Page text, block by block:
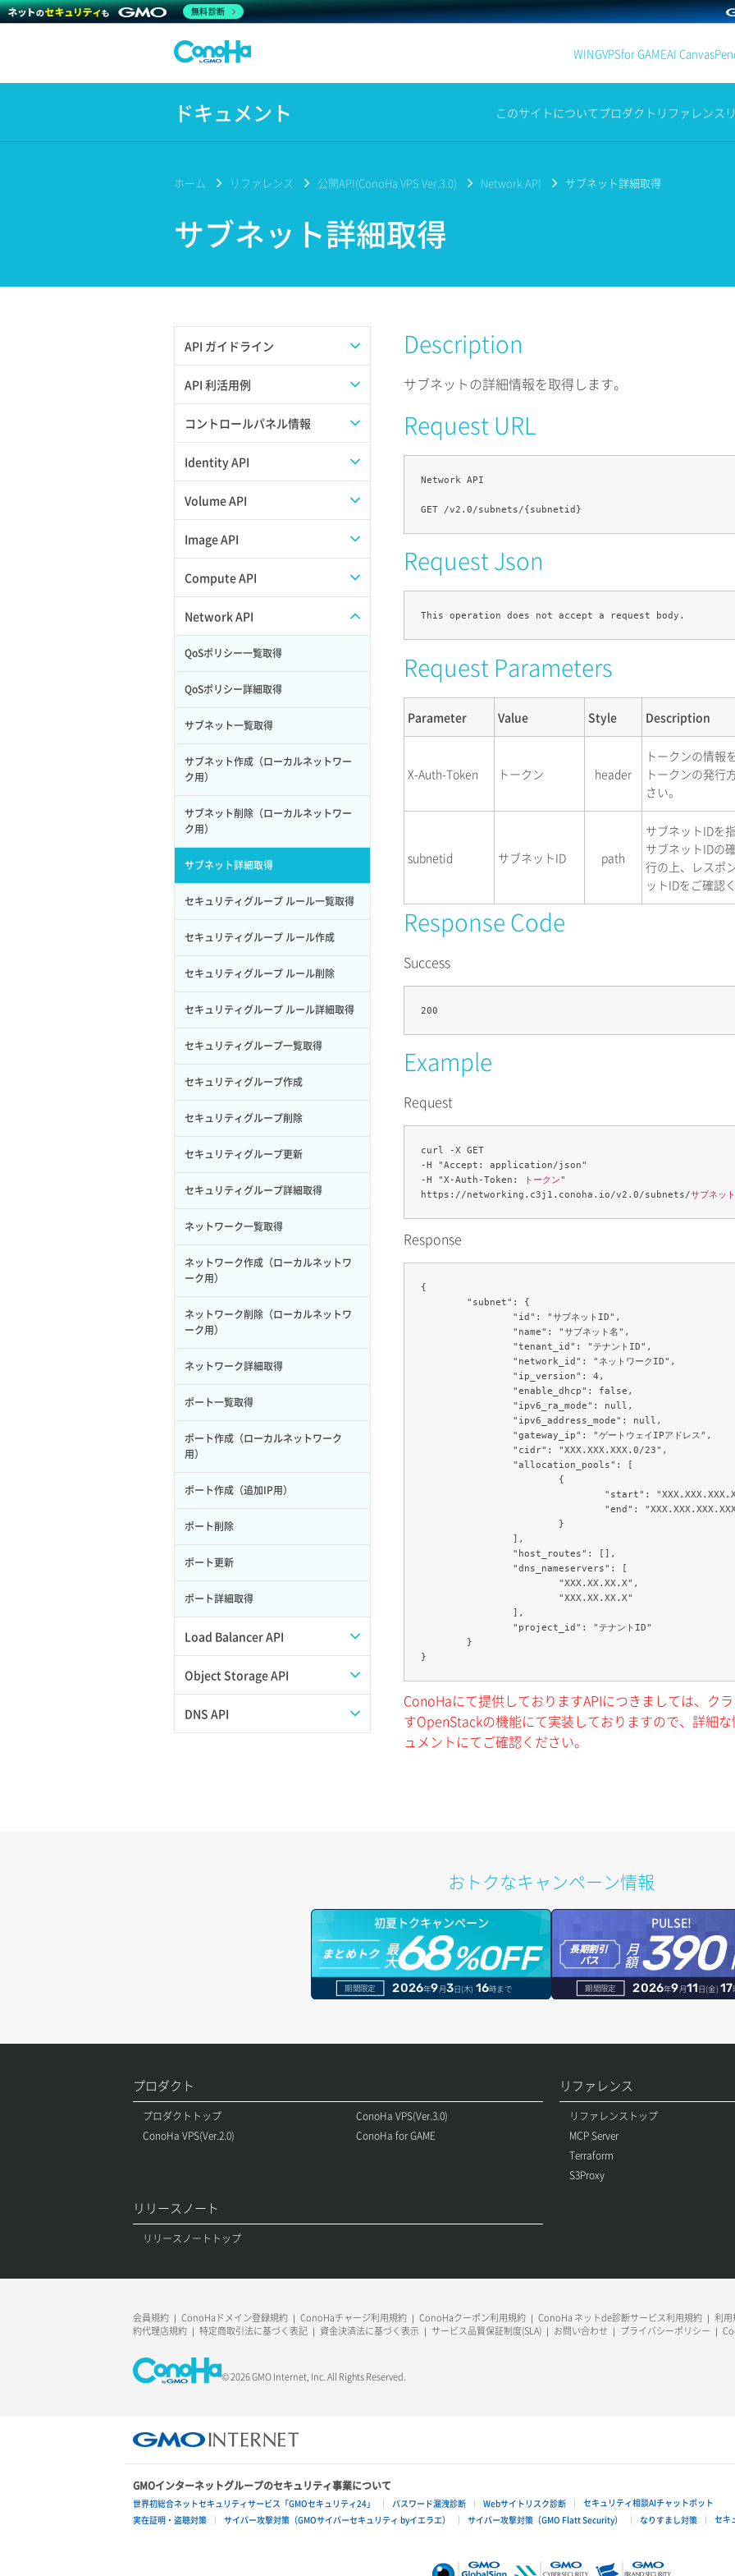
WINGVPSfor GAMEAI Canvas
ドキュメント このサイトについてプロダクト リファレンス
ホーム リファレンス 公開API(ConoHa VPS Ver.3.0) Network API サブネット詳細取得
サブネット詳細取得
API ガイドライン
APIのご利用について
API 利活用例
APIでAPIサブユーザーを作成する
APIでVPSにISOイメージを挿入する
APIでVPSを作成する
コントロールパネル情報
APIユーザーを作成する
API情報を確認する
Identity API
Credential一覧取得
Credential作成
Credential削除
サブユーザー更新
サブユーザー詳細取得
トークン発行
パーミッション一覧取得
ロールからパーミッションを紐づけ解
Volume API
スナップショット一覧取得
スナップショット作成
スナップショット削除
スナップショット復元
スナップショット詳細一覧取得
スナップショット詳細取得（アイテム
指定）
バックアップリストア
バックアップ一覧取得
自動バックアップ無効化
Image API
ISOイメージアップロード
ISOイメージ作成
イメージ一覧取得
イメージ保存使用量取得
イメージ保存容量取得
イメージ保存容量変更
イメージ削除
イメージ詳細取得
Compute API
ISOイメージ挿入/排出
SSHキーペア一覧取得
SSHキーペア作成
SSHキーペア削除
SSHキーペア詳細取得
アタッチ済みポート一覧取得
アタッチ済みポート詳細取得
アタッチ済みボリューム一覧
アタッチ済みボリューム詳細取得
コンソールURL発行
サーバーに紐づくアドレス取得
サーバーに紐づくアドレス取得（ネッ
トワーク指定）
サーバーに紐づくセキュリティグルー
プ取得
サーバープラン一覧取得
サーバープラン変更
サーバープラン詳細一覧取得
サーバープラン詳細取得
サーバーメタデータ取得
サーバーメタデータ更新（ネームタグ
変更）
サーバー一覧取得
サーバー作成
サーバー再構築（OS再インストール）
サーバー利用状況グラフ（CPU）
サーバー利用状況グラフ（ディスク
IO）
サーバー利用状況グラフ（トラフィッ
ク）
サーバー削除
サーバー操作（起動/停止/再起動/強制
サーバー設定切替
サーバー詳細一覧取得
Network API
QoSポリシー一覧取得
QoSポリシー詳細取得
サブネット一覧取得
サブネット作成（ローカルネットワー
ク用）
サブネット削除（ローカルネットワー
ク用）
サブネット詳細取得
セキュリティグループ ルール一覧取得
セキュリティグループ ルール作成
セキュリティグループ ルール削除
セキュリティグループ ルール詳細取得
セキュリティグループ一覧取得
セキュリティグループ作成
セキュリティグループ削除
セキュリティグループ更新
セキュリティグループ詳細取得
ネットワーク一覧取得
ネットワーク作成（ローカルネットワ
ーク用）
ネットワーク削除（ローカルネットワ
ーク用）
ネットワーク詳細取得
ポート一覧取得
ポート作成（ローカルネットワーク
用）
ポート作成（追加IP用）
ポート削除
ポート更新
ポート詳細取得
Load Balancer API
プール一覧取得
プール作成
メンバー更新
メンバー詳細取得
リスナー一覧取得
リスナー更新
リスナー詳細取得
ロードバランサー削除
ロードバランサー詳細取得
Object Storage API
Web公開
コンテナ一覧取得
コンテナ作成
コンテナ詳細取得
一時的Web公開
DNS API
Description
サブネットの詳細情報を取得します。
Request URL
Network API
Request Json
Request Parameters
Parameter Value Style Description
X-Auth-Token トークン header
トークンの情報
トークンの発行
さい。
subnetid サブネットID path
サブネットIDを
サブネットIDの
行の上、レスポ
ットIDをご確認
Response Code
Success
Example
Request
curl -X GET
-H "Accept: application/json"
-H "X-Auth-Token:
トークン"
https://networking.c3j1.conoha.io/v2.0/subnets/サブネッ
Response
{
ConoHaにて提供しておりますAPIにつきましては、ク
すOpenStackの機能にて実装しておりますので、詳細
ュメントにてご確認ください。
おトクなキャンペーン情報
初夏トクキャンペーン
まとめトク 最
大68%OFF
期間限定 2026年9月3日(木) 16時まで
PULSE!
長期割引
パス
月
額390
期間限定 2026年9月11日(金) 17
プロダクト
プロダクトトップ
ConoHa VPS(Ver.3.0)
ConoHa VPS(Ver.2.0)
ConoHa for GAME
リファレンス
リファレンストップ
MCP Server
Terraform
S3Proxy
リリースノート
リリースノートトップ
会員規約 ConoHaドメイン登録規約 ConoHaチャージ利用規約 ConoHaクーポン利用規約 ConoHa ネットde診断サービス利用規約
利用
約代理店規約
特定商取引法に基づく表記 資金決済法に基づく表示 サービス品質保証制度(SLA) お問い合わせ プライバシーポリシー
© 2026 GMO Internet, Inc. All Rights Reserved.
GMOインターネットグループのセキュリティ事業について
世界初総合ネットセキュリティサービス「GMOセキュリティ24」 パスワード漏洩診断 Webサイトリスク診断
セキュリティ相談AIチャットボット
実在証明・盗聴対策
サイバー攻撃対策（GMOサイバーセキュリティ byイエラエ） サイバー攻撃対策（GMO Flatt Security） なりすまし対策 セキ
無料診断